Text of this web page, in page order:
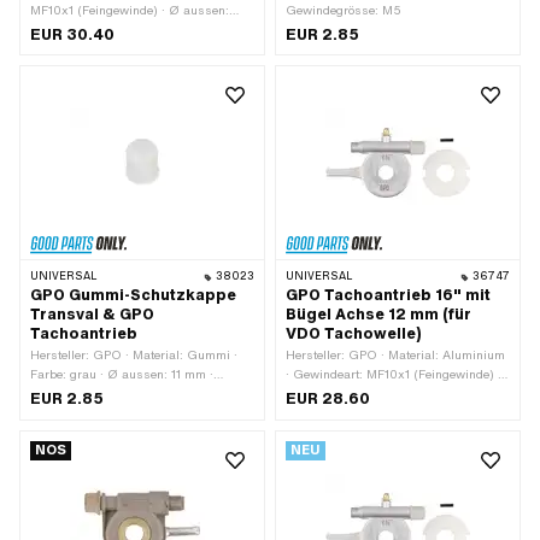
MF10x1 (Feingewinde) · Ø aussen:
42.3 mm · 4-Kant Tachowelle: 2.6 mm
EUR 30.40
Gewindegrösse: M5
EUR 2.85
UNIVERSAL 38023
GPO Gummi-Schutzkappe
Transval & GPO
Tachoantrieb
Hersteller: GPO · Material: Gummi ·
Farbe: grau · Ø aussen: 11 mm ·
Nenndurchmesser (Gewinde): 10 mm
EUR 2.85
UNIVERSAL 36747
GPO Tachoantrieb 16" mit
Bügel Achse 12 mm (für
VDO Tachowelle)
Hersteller: GPO · Material: Aluminium
· Gewindeart: MF10x1 (Feingewinde) ·
Ø aussen: 41 mm · 4-Kant Tachowelle:
12 mm · Verwendungsort: links ·
Verwendungsort: rechts · Gesamthöhe:
10 mm · Radgrösse: 16 "
EUR 28.60
NOS NEU